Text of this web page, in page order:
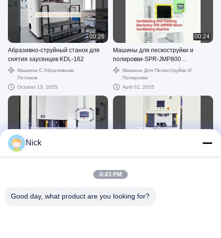
00:26
Абразивно-струйный станок для
снятия заусенцев KDL-162
Машины С Абразивным
Потоком
October 13, 2025
00:24
Машины для пескоструйки и
полировки-SPR-JMP800
зеркальная пескоструйка
Машины Для Пескоструйки И
Полировки
April 02, 2025
Двунаправленная реологическая
машина-KDL152 Двусторонняя
полировки жидкости
March 31, 2025
00:26
Осилляционная система
Двусторонняя машина для
Автоматическая Полируя
April 02, 2025
Nick
4:43 PM
Good day, what product are you looking for?